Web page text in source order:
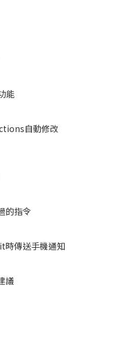
能
自動修改
的指令
時傳送手機通知
議